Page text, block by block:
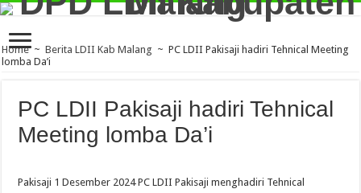
Home ~ Berita LDII Kab Malang ~ PC LDII Pakisaji hadiri Tehnical Meeting
lomba Da’i
PC LDII Pakisaji hadiri Tehnical
Meeting lomba Da’i
Pakisaji 1 Desember 2024 PC LDII Pakisaji menghadiri Tehnical